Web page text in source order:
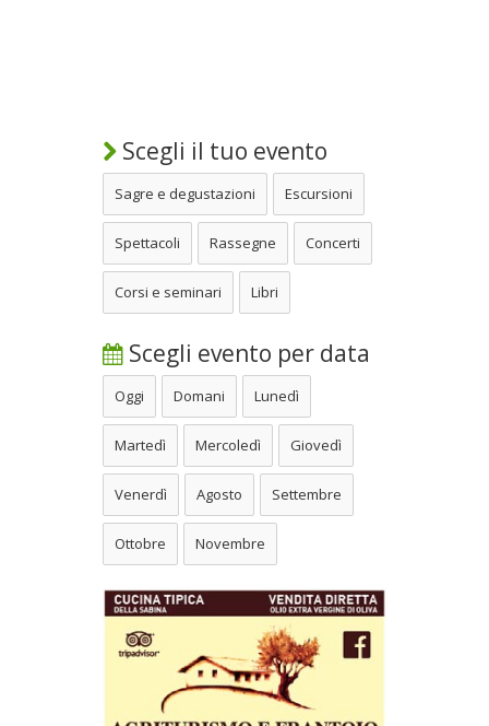
Scegli il tuo evento
Sagre e degustazioni Escursioni
Spettacoli Rassegne Concerti
Corsi e seminari Libri
Scegli evento per data
Oggi Domani Lunedì
Martedì Mercoledì Giovedì
Venerdì Agosto Settembre
Ottobre Novembre